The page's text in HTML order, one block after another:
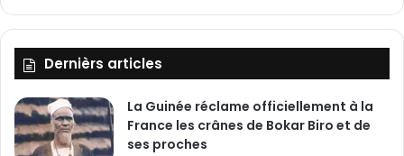
Dernièrs articles
La Guinée réclame officiellement à la
France les crânes de Bokar Biro et de
ses proches